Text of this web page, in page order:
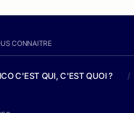
CONNAITRE
C'EST QUI, C'EST QUOI ? /